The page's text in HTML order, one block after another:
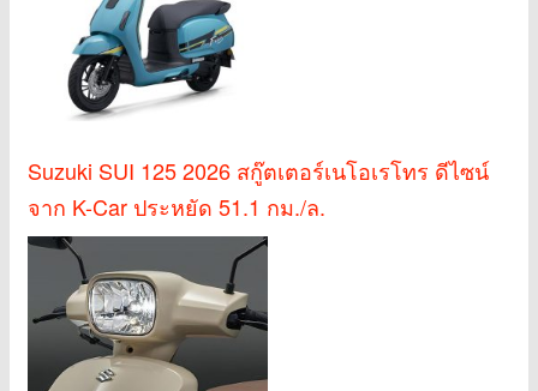
Suzuki SUI 125 2026 สกู๊ตเตอร์เนโอเรโทร ดีไซน์
จาก K-Car ประหยัด 51.1 กม./ล.